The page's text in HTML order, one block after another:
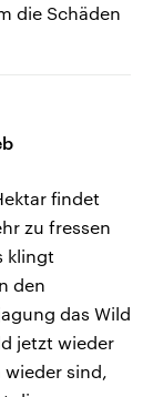
die Schäden
findet
zu fressen
klingt
den
das Wild
jetzt wieder
wieder sind,